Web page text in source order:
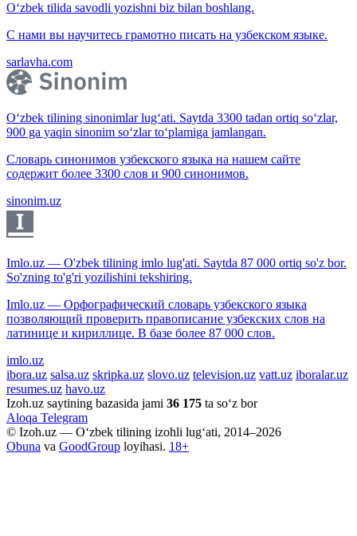
O‘zbek tilida savodli yozishni biz bilan boshlang.
С нами вы научитесь грамотно писать на узбекском языке.
sarlavha.com
O‘zbek tilining sinonimlar lug‘ati. Saytda 3300 tadan ortiq so‘zlar,
900 ga yaqin sinonim so‘zlar to‘plamiga jamlangan.
Словарь синонимов узбекского языка на нашем сайте
содержит более 3300 слов и 900 синонимов.
sinonim.uz
Imlo.uz — O'zbek tilining imlo lug'ati. Saytda 87 000 ortiq so'z bor.
So'zning to'g'ri yozilishini tekshiring.
Imlo.uz — Орфографический словарь узбекского языка
позволяющий проверить правописание узбекских слов на
латинице и кириллице. В базе более 87 000 слов.
imlo.uz
ibora.uz salsa.uz skripka.uz slovo.uz television.uz vatt.uz iboralar.uz
resumes.uz havo.uz
Izoh.uz saytining bazasida jami 36 175 ta so‘z bor
Aloqa Telegram
© Izoh.uz — O‘zbek tilining izohli lug‘ati, 2014–2026
Obuna va GoodGroup loyihasi. 18+